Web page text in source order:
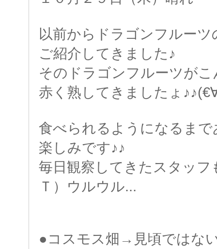
以前からドラゴンフルーツ
ご紹介してきました♪
そのドラゴンフルーツがこ
赤く熟してきましたょ
食べられるようになるま
楽しみです♪♪
毎日観察してきたスタッ
Ｔ）ウルウル...
●コスモス畑→見頃ではな